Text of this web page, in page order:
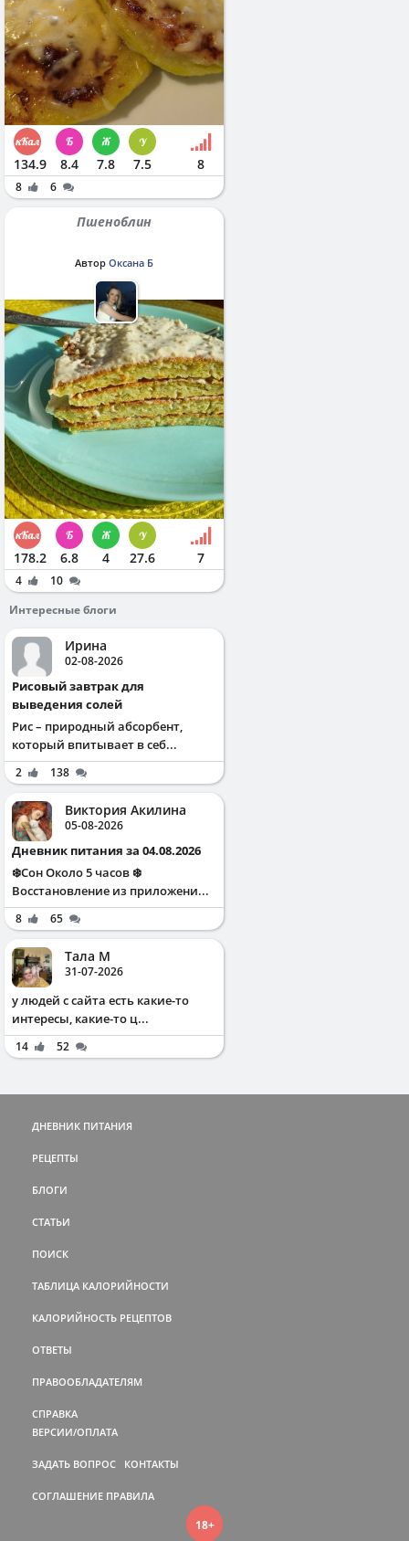
134.9 8.4 7.8 7.5 8
8 6
Пшеноблин
Автор Оксана Б
178.2 6.8 4 27.6 7
4
10
Интересные блоги
Ирина
02-08-2026
Рисовый завтрак для
выведения солей
Рис – природный абсорбент,
который впитывает в себ...
2 138
Виктория Акилина
05-08-2026
Дневник питания за 04.08.2026
❄️Сон Около 5 часов ❄️
Восстановление из приложени...
8 65
Тала М
31-07-2026
у людей с сайта есть какие-то
интересы, какие-то ц...
14 52
ДНЕВНИК ПИТАНИЯ
РЕЦЕПТЫ
БЛОГИ
СТАТЬИ
ПОИСК
ТАБЛИЦА КАЛОРИЙНОСТИ
КАЛОРИЙНОСТЬ РЕЦЕПТОВ
ОТВЕТЫ
ПРАВООБЛАДАТЕЛЯМ
СПРАВКА
ВЕРСИИ/ОПЛАТА
ЗАДАТЬ ВОПРОС КОНТАКТЫ
СОГЛАШЕНИЕ ПРАВИЛА
18+